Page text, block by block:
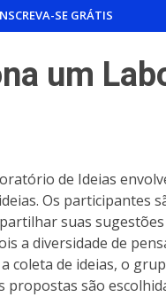
um
de Ideias
Os participantes
suas
a diversidade de
coleta de ideias, o
propostas são